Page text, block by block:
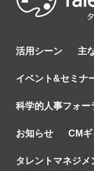
活用シーン 主
イベント&セミナ
科学的人事フォー
お知らせ CM
タレントマネジメ